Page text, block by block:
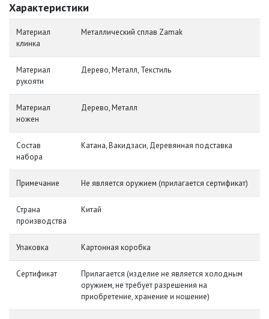
Характеристики
Материал
клинка
Металлический сплав Zamak
Материал
рукояти
Дерево, Металл, Текстиль
Материал
ножен
Дерево, Металл
Состав
набора
Катана, Вакидзаси, Деревянная подставка
Примечание Не является оружием (прилагается сертификат)
Страна
производства
Китай
Упаковка Картонная коробка
Сертификат
Прилагается (изделие не является холодным
оружием, не требует разрешения на
приобретение, хранение и ношение)